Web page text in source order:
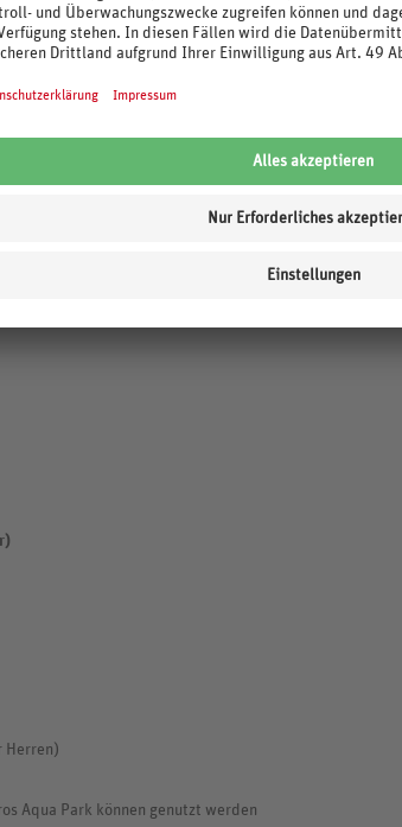
Peeling
Herren)
Aqua Park können genutzt werden